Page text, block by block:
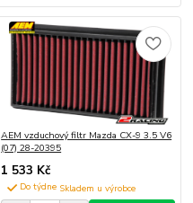
AEM vzduchový filtr Mazda CX-9 3.5 V6
(07) 28-20395
1 533 Kč
Do týdne